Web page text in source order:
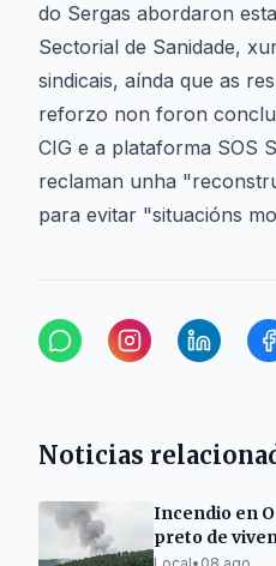
do Sergas abordaron
Sectorial de Sanidade,
sindicais, aínda que as
reforzo non foron
CIG e a plataforma SOS
reclaman unha
para evitar "situacións
Noticias
Incendio en
preto de